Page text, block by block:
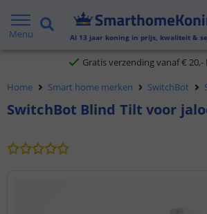
Menu Al 13 jaar koning in prijs, kwaliteit &
2 jaar garantie
Gratis verzending vanaf € 20,-
Klantbeoordeling 9.1
Home Smart home merken SwitchBot
SwitchBot Blind Tilt voor